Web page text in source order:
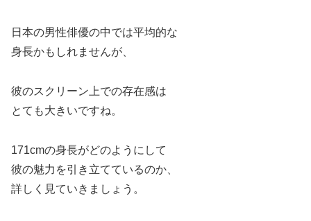
日本の男性俳優の中では平均的な
身長かもしれませんが、
彼のスクリーン上での存在感は
とても大きいですね。
171cmの身長がどのようにして
彼の魅力を引き立てているのか、
詳しく見ていきましょう。